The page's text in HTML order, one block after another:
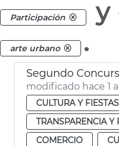
Participación y
arte urbano .
modificado hace 1
CULTURA Y
TRANSPARENCIA Y
COMERCIO